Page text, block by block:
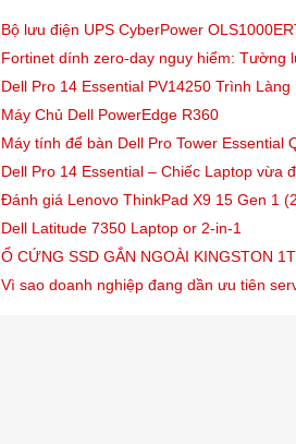
Bộ lưu điện UPS CyberPower
Fortinet dính zero-day nguy hiểm: Tường
Dell Pro 14 Essential PV14250 Trình Làng
Máy Chủ Dell PowerEdge R360
Máy tính để bàn Dell Pro Tower Essential
Dell Pro 14 Essential – Chiếc Laptop vừa
Đánh giá Lenovo ThinkPad X9 15 Gen 1
Dell Latitude 7350 Laptop or 2-in-1
Ổ CỨNG SSD GẮN NGOÀI KINGSTON
Vì sao doanh nghiệp đang dần ưu tiên